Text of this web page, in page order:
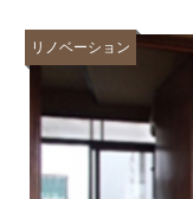
リノベーション